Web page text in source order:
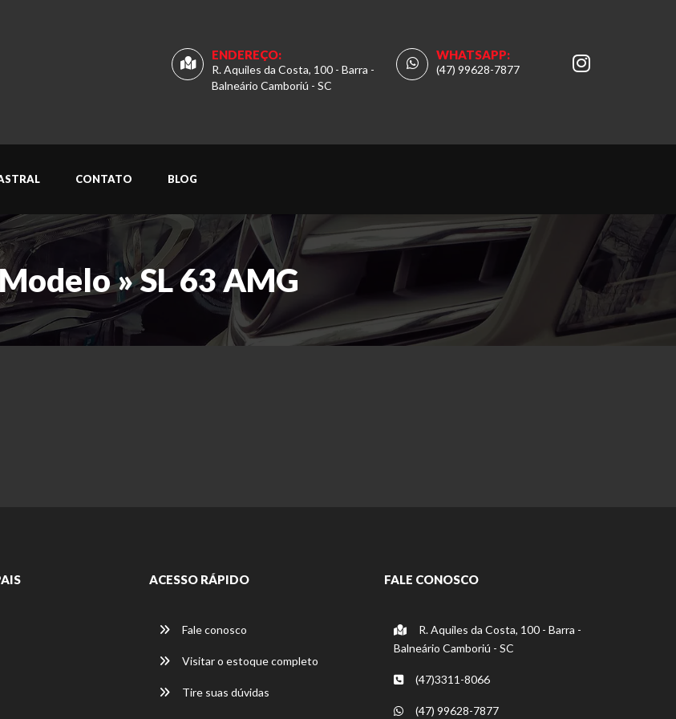
WHATSAPP:
(47) 99628-7877
ENDEREÇO:
R. Aquiles da Costa, 100 - Barra -
Balneário Camboriú - SC
CONTATO BLOG
» SL 63 AMG
ACESSO RÁPIDO
Fale conosco
Visitar o estoque completo
Tire suas dúvidas
FALE CONOSCO
R. Aquiles da Costa, 100 - Barra -
Balneário Camboriú - SC
(47)3311-8066
(47) 99628-7877